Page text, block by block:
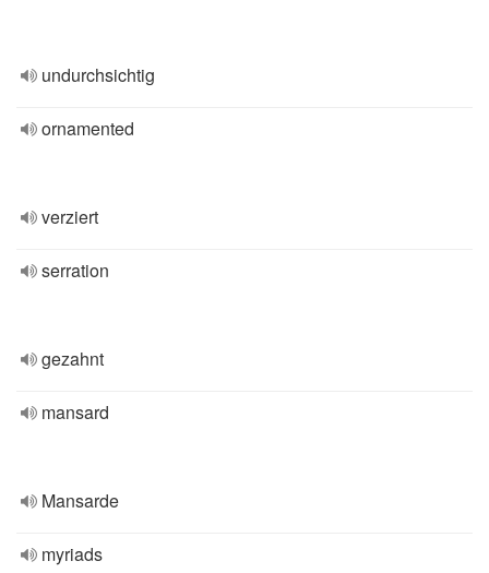
undurchsichtig
ornamented
verziert
serration
gezahnt
mansard
Mansarde
myriads